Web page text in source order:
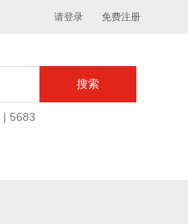
请登录 免费注册
| 5683